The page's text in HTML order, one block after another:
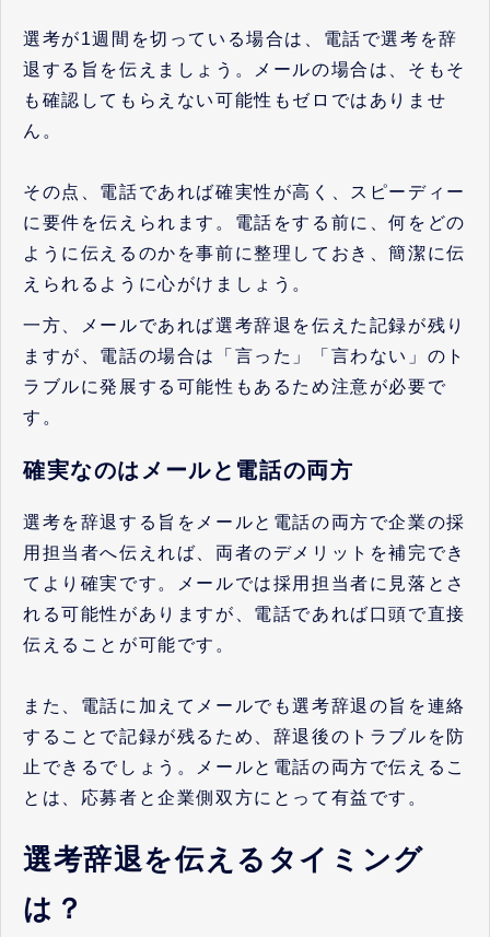
選考が1週間を切っている場合は、電話で選考を辞
退する旨を伝えましょう。メールの場合は、そもそ
も確認してもらえない可能性もゼロではありませ
ん。
その点、電話であれば確実性が高く、スピーディー
に要件を伝えられます。電話をする前に、何をどの
ように伝えるのかを事前に整理しておき、簡潔に伝
えられるように心がけましょう。
一方、メールであれば選考辞退を伝えた記録が残り
ますが、電話の場合は「言った」「言わない」のト
ラブルに発展する可能性もあるため注意が必要で
す。
確実なのはメールと電話の両方
選考を辞退する旨をメールと電話の両方で企業の採
用担当者へ伝えれば、両者のデメリットを補完でき
てより確実です。メールでは採用担当者に見落とさ
れる可能性がありますが、電話であれば口頭で直接
伝えることが可能です。
また、電話に加えてメールでも選考辞退の旨を連絡
することで記録が残るため、辞退後のトラブルを防
止できるでしょう。メールと電話の両方で伝えるこ
とは、応募者と企業側双方にとって有益です。
選考辞退を伝えるタイミング
は？